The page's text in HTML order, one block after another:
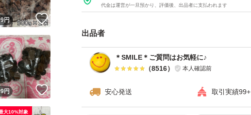
特徴...アウトレット
パッケージ...大容量
代金は運営が一旦預かり、評価後、出品者に支払われます
出品者
＊SMILE＊ご質問はお気軽に♪
（8516） 本人確認前
安心発送 取引実績99+
！
円 いいね！
円 いいね！
大10%対象